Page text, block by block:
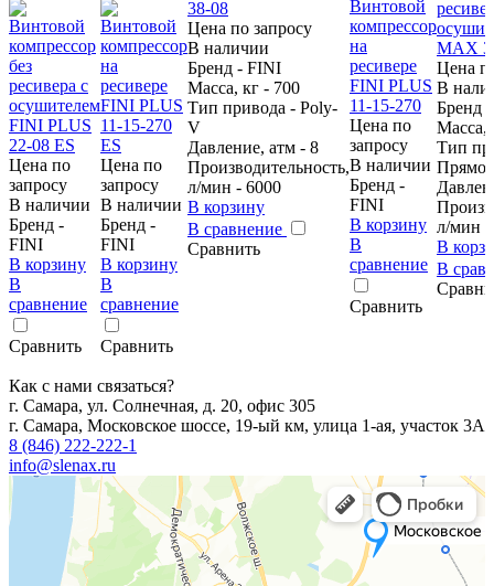
Цена по
запросу
В наличии
Бренд -
FINI
В корзину
В
сравнение
Сравнить
Цена по
запросу
В наличии
Бренд -
FINI
В корзину
В
сравнение
Сравнить
Цена по запросу
В наличии
Бренд - FINI
Масса, кг - 700
Тип привода - Poly-
V
Давление, атм - 8
Производительность,
л/мин - 6000
В корзину
В сравнение
Сравнить
Цена по
запросу
В наличии
Бренд -
FINI
В корзину
В
сравнение
Сравнить
Цена
В
Бренд
Масса,
Тип
л/мин -
В
В
Как с нами связаться?
г. Самара, ул. Солнечная, д. 20, офис 305
г. Самара, Московское шоссе, 19-ый км, улица 1-ая, участок 3А
8 (846) 222-222-1
info@slenax.ru